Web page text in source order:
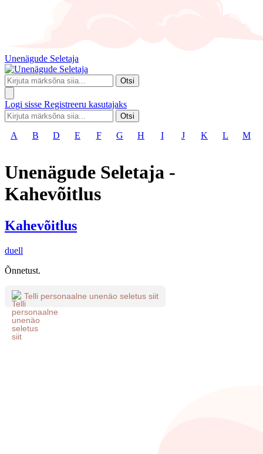
Unenägude Seletaja
Otsi
Logi sisse Registreeru kasutajaks
Otsi
A B D E F G H I J K L M
Unenägude Seletaja -
Kahevõitlus
Kahevõitlus
duell
Õnnetust.
Telli personaalne unenäo seletus siit